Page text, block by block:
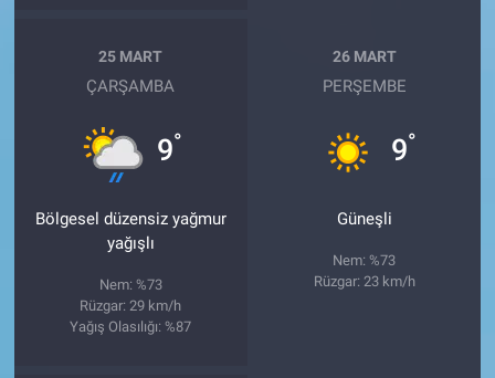
25 MART
ÇARŞAMBA
9°
Bölgesel düzensiz yağmur
yağışlı
Nem: %73
Rüzgar: 29 km/h
Yağış Olasılığı: %87
26 MART
PERŞEMBE
9°
Güneşli
Nem: %73
Rüzgar: 23 km/h